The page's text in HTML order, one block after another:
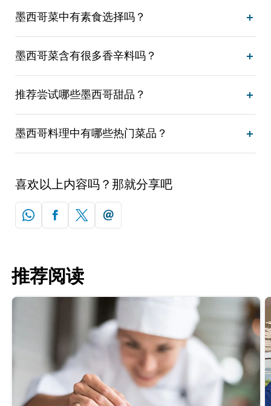
墨西哥菜中有素食选择吗？
墨西哥菜含有很多香辛料吗？
推荐尝试哪些墨西哥甜品？
墨西哥料理中有哪些热门菜品？
喜欢以上内容吗？那就分享吧
推荐阅读